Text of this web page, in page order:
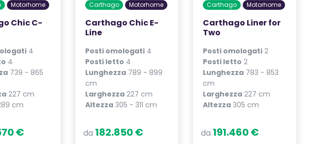
Motorhome
Chic C-
4
4
739 - 865
227 cm
cm
€
Carthago Motorhome
Carthago Chic E-
Line
Posti omologati4
Posti letto 4
Lunghezza789 - 899
cm
Larghezza227 cm
Altezza305 - 311 cm
da 182.850 €
Carthago Motorhome
Carthago Liner for
Two
Posti omologati 2
Posti letto 2
Lunghezza 783 - 853
cm
Larghezza 227 cm
Altezza 305 cm
da 191.460 €